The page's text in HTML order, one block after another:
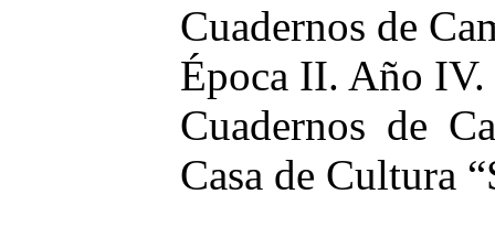
Cuadernos de
Época II. Año
Cuadernos de
Casa de Cultura